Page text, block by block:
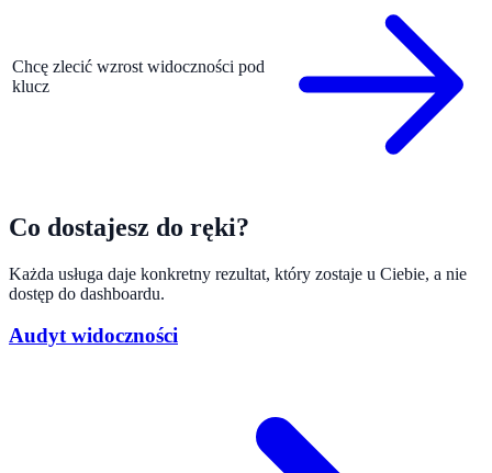
Chcę zlecić wzrost widoczności pod
klucz
Co dostajesz do ręki?
Każda usługa daje konkretny rezultat, który zostaje u Ciebie, a nie
dostęp do dashboardu.
Audyt widoczności